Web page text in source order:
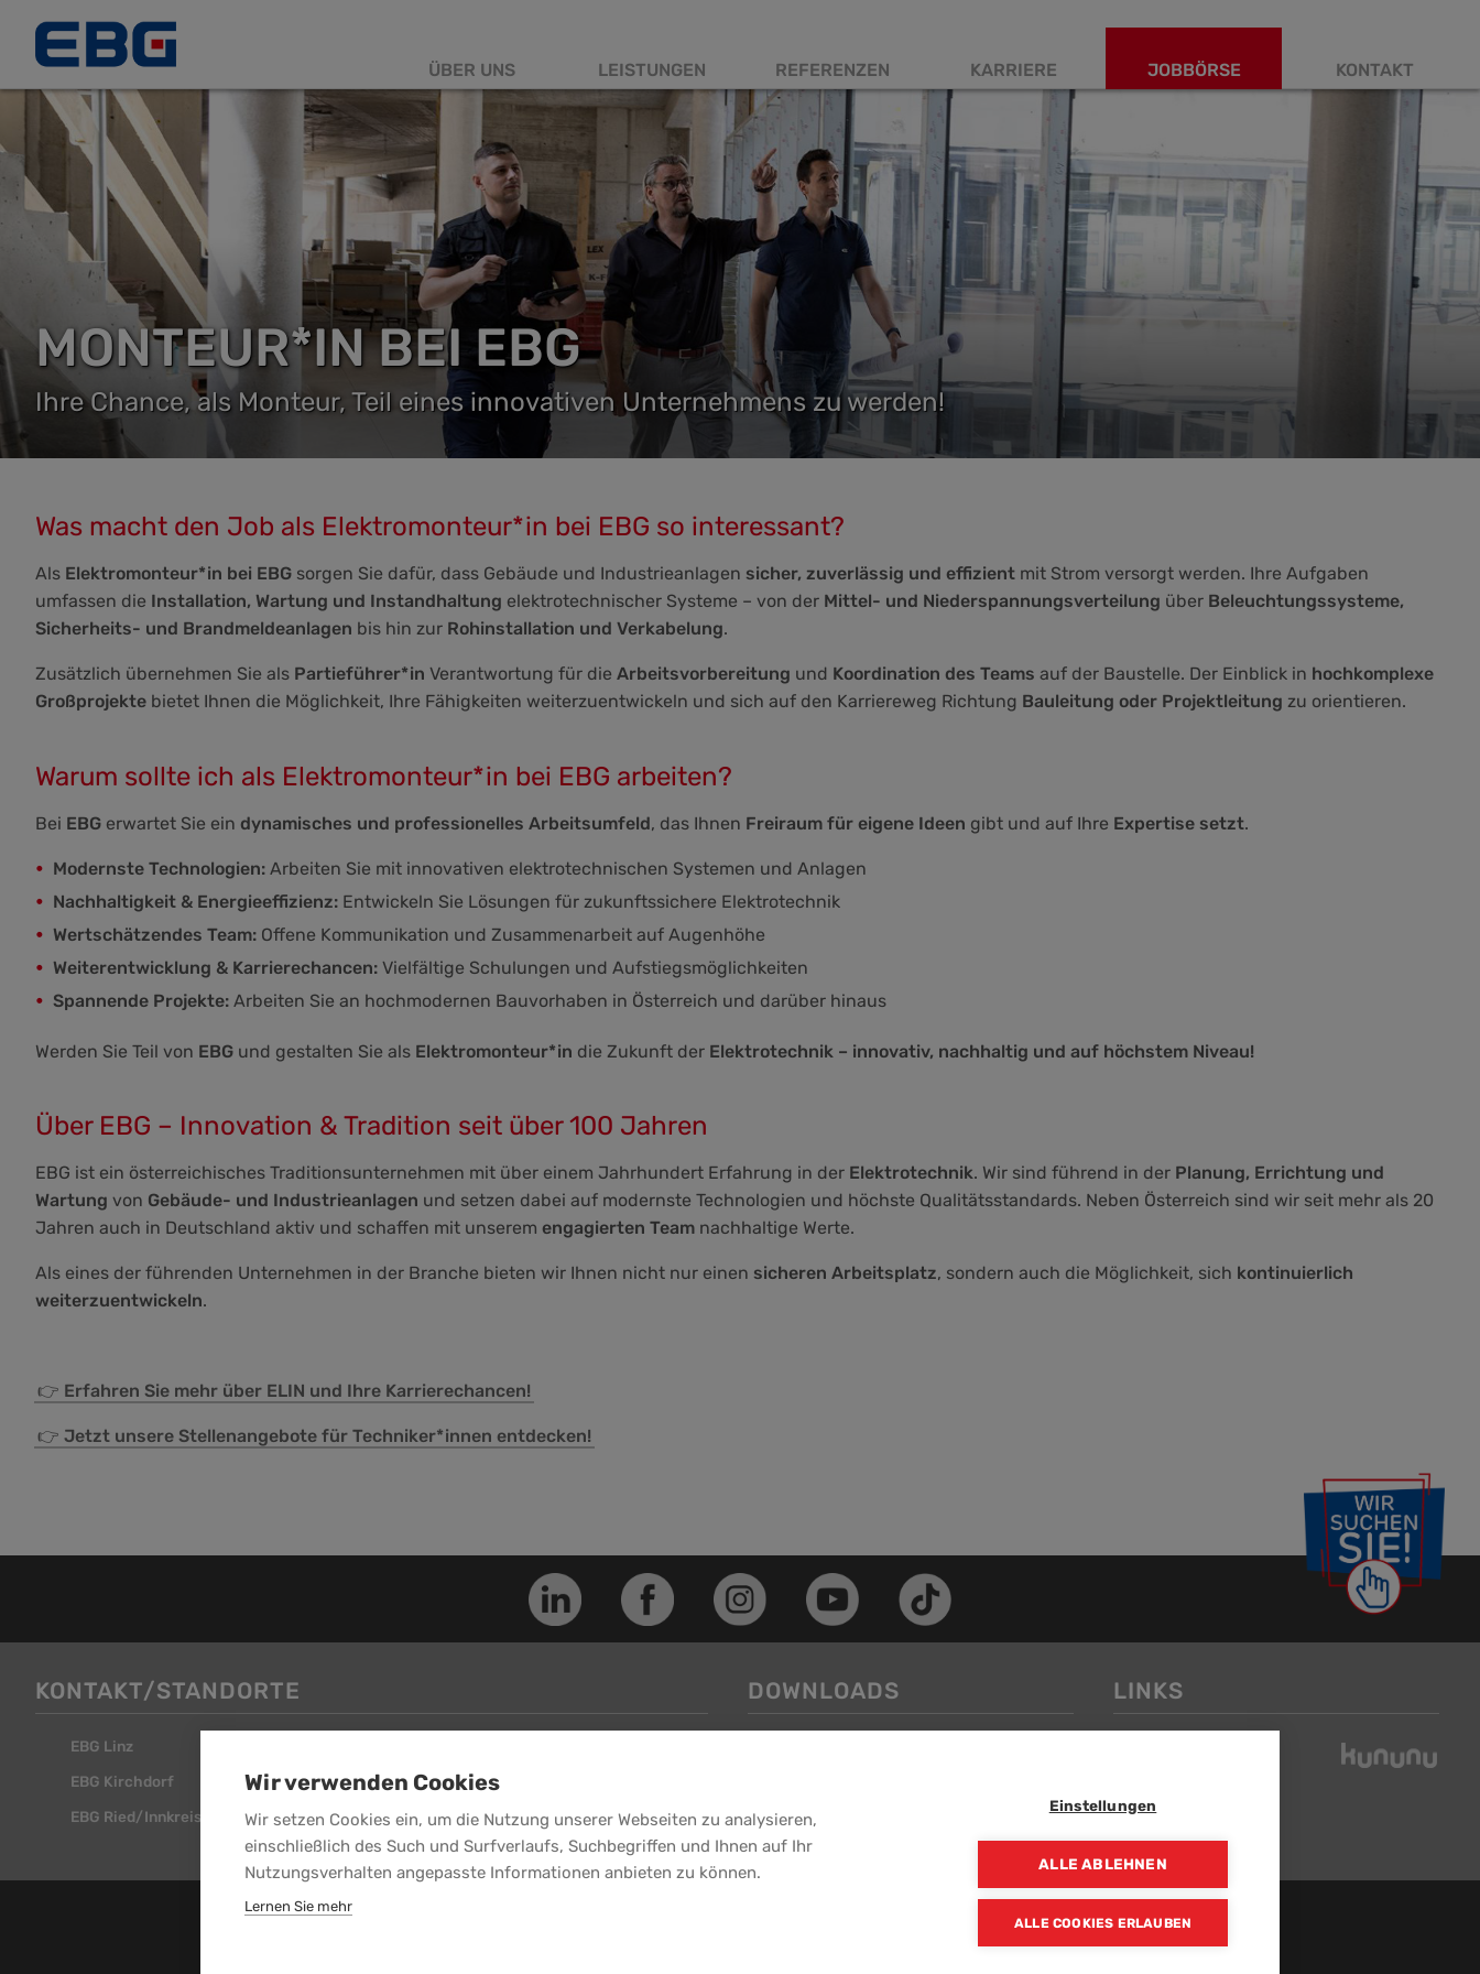
Wir verwenden Cookies
Wir setzen Cookies ein, um die Nutzung unserer Webseiten zu analysieren,
einschließlich des Such und Surfverlaufs, Suchbegriffen und Ihnen auf Ihr
Nutzungsverhalten angepasste Informationen anbieten zu können.
Lernen Sie mehr
Einstellungen
ALLE ABLEHNEN
ALLE COOKIES ERLAUBEN
Hauptnavigation
ÜBER UNS LEISTUNGEN REFERENZEN KARRIERE JOBBÖRSE KONTAKT
MONTEUR*IN BEI EBG
Ihre Chance, als Monteur, Teil eines innovativen Unternehmens zu werden!
Was macht den Job als Elektromonteur*in bei EBG so interessant?
Als Elektromonteur*in bei EBG sorgen Sie dafür, dass Gebäude und Industrieanlagen sicher, zuverlässig und effizient mit Strom versorgt werden. Ihre Aufgaben
umfassen die Installation, Wartung und Instandhaltung elektrotechnischer Systeme – von der Mittel- und Niederspannungsverteilung über Beleuchtungssysteme,
Sicherheits- und Brandmeldeanlagen bis hin zur Rohinstallation und Verkabelung.
Zusätzlich übernehmen Sie als Partieführer*in Verantwortung für die Arbeitsvorbereitung und Koordination des Teams auf der Baustelle. Der Einblick in hochkomplexe
Großprojekte bietet Ihnen die Möglichkeit, Ihre Fähigkeiten weiterzuentwickeln und sich auf den Karriereweg Richtung Bauleitung oder Projektleitung zu orientieren.
Warum sollte ich als Elektromonteur*in bei EBG arbeiten?
Bei EBG erwartet Sie ein dynamisches und professionelles Arbeitsumfeld, das Ihnen Freiraum für eigene Ideen gibt und auf Ihre Expertise setzt.
Modernste Technologien: Arbeiten Sie mit innovativen elektrotechnischen Systemen und Anlagen
Nachhaltigkeit & Energieeffizienz: Entwickeln Sie Lösungen für zukunftssichere Elektrotechnik
Wertschätzendes Team: Offene Kommunikation und Zusammenarbeit auf Augenhöhe
Weiterentwicklung & Karrierechancen: Vielfältige Schulungen und Aufstiegsmöglichkeiten
Spannende Projekte: Arbeiten Sie an hochmodernen Bauvorhaben in Österreich und darüber hinaus
Werden Sie Teil von EBG und gestalten Sie als Elektromonteur*in die Zukunft der Elektrotechnik – innovativ, nachhaltig und auf höchstem Niveau!
Über EBG – Innovation & Tradition seit über 100 Jahren
EBG ist ein österreichisches Traditionsunternehmen mit über einem Jahrhundert Erfahrung in der Elektrotechnik. Wir sind führend in der Planung, Errichtung und
Wartung von Gebäude- und Industrieanlagen und setzen dabei auf modernste Technologien und höchste Qualitätsstandards. Neben Österreich sind wir seit mehr als 20
Jahren auch in Deutschland aktiv und schaffen mit unserem engagierten Team nachhaltige Werte.
Als eines der führenden Unternehmen in der Branche bieten wir Ihnen nicht nur einen sicheren Arbeitsplatz, sondern auch die Möglichkeit, sich kontinuierlich
weiterzuentwickeln.
👉 Erfahren Sie mehr über ELIN und Ihre Karrierechancen!
👉 Jetzt unsere Stellenangebote für Techniker*innen entdecken!
KONTAKT/STANDORTE
EBG Linz
EBG Kirchdorf
EBG Attnang-Puchheim
EBG Ried/Innkreis
DOWNLOADS
weitere Downloads >>
LINKS